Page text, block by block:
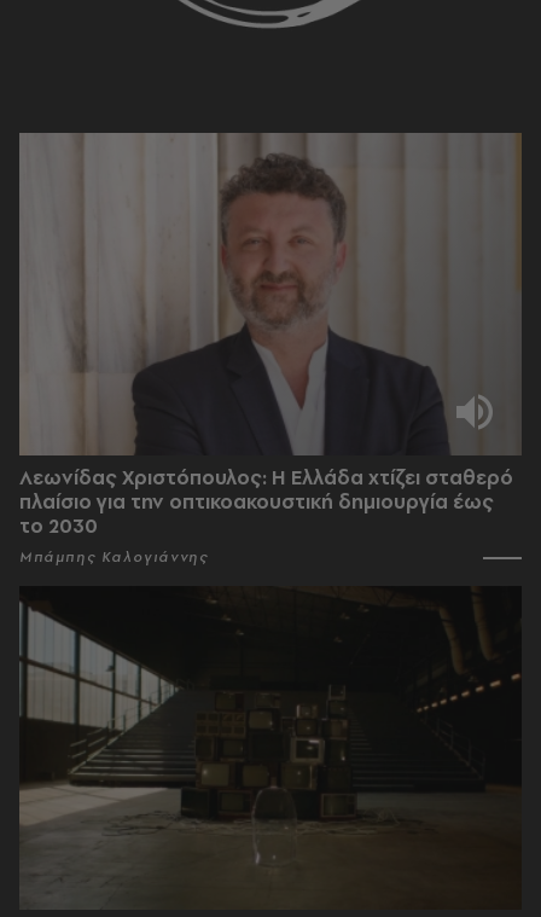
Λεωνίδας Χριστόπουλος: Η Ελλάδα χτίζει σταθερό
πλαίσιο για την οπτικοακουστική δημιουργία έως
το 2030
Μπάμπης Καλογιάννης